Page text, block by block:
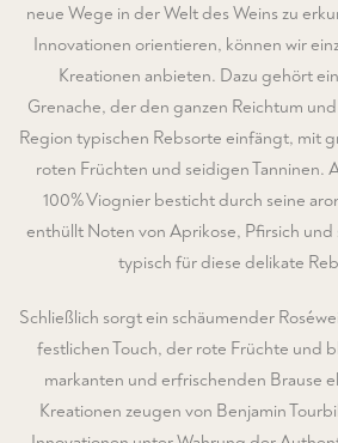
neue Wege in der Welt des Weins zu
Innovationen orientieren, können wir
Kreationen anbieten. Dazu gehört
Grenache, der den ganzen Reichtum
Region typischen Rebsorte einfängt, mit
roten Früchten und seidigen Tanninen.
100% Viognier besticht durch seine
enthüllt Noten von Aprikose, Pfirsich
typisch für diese delikate
Schließlich sorgt ein schäumender
festlichen Touch, der rote Früchte und
markanten und erfrischenden Brause
Kreationen zeugen von Benjamin